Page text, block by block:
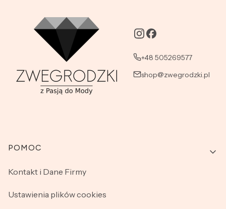
+48 505269577
shop@zwegrodzki.pl
Linki w stopce
POMOC
Kontakt i Dane Firmy
Ustawienia plików cookies